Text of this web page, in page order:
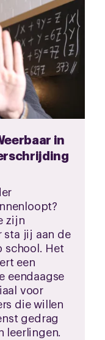
in
zijn
sta jij aan de
school. Het
een
eendaagse
voor
die willen
gedrag
leerlingen.